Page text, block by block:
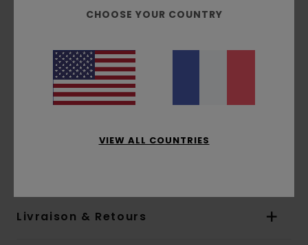
Poches :poches plaquées
Capuche :fixe
Autres caractéristiques :
Livraison & Retours
CHOOSE YOUR COUNTRY
VIEW ALL COUNTRIES